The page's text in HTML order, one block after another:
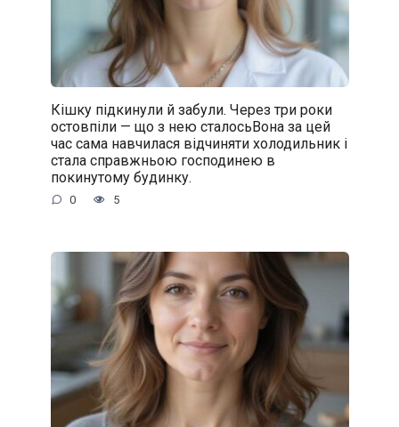
Кішку підкинули й забули. Через три роки
остовпіли — що з нею сталосьВона за цей
час сама навчилася відчиняти холодильник і
стала справжньою господинею в
покинутому будинку.
0 5